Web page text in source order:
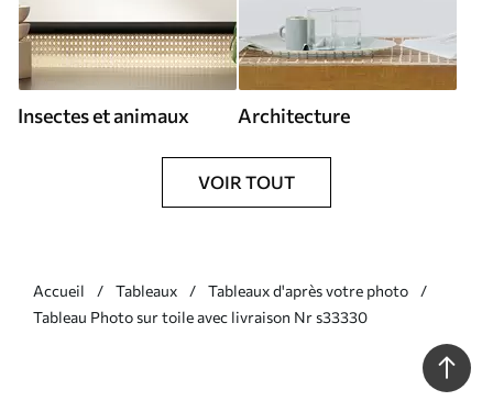
Insectes et animaux Architecture
VOIR TOUT
Accueil Tableaux
Tableaux d'après votre photo
Tableau Photo sur toile avec livraison Nr s33330